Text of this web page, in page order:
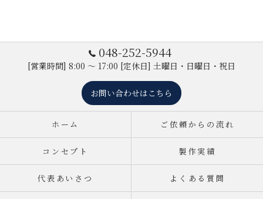
048-252-5944
[営業時間] 8:00 ～ 17:00 [定休日] 土曜日・日曜日・祝日
お問い合わせはこちら
ホーム ご依頼からの流れ
コンセプト 製作実績
代表あいさつ よくある質問